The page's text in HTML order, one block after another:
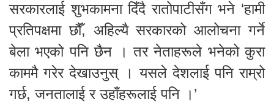
सरकारलाई शुभकामना दिँदै रातोपाटीसँग भने ‘हामी
प्रतिपक्षमा छौँ, अहिल्यै सरकारको आलोचना गर्ने
बेला भएको पनि छैन । तर नेताहरूले भनेको कुरा
काममै गरेर देखाउनुस् । यसले देशलाई पनि राम्रो
गर्छ, जनतालाई र उहाँहरूलाई पनि ।’